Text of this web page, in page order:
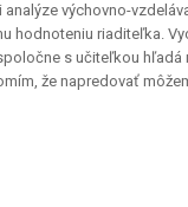
výchovno-
hodnoteniu riaditeľka.
s učiteľkou
že napredovať